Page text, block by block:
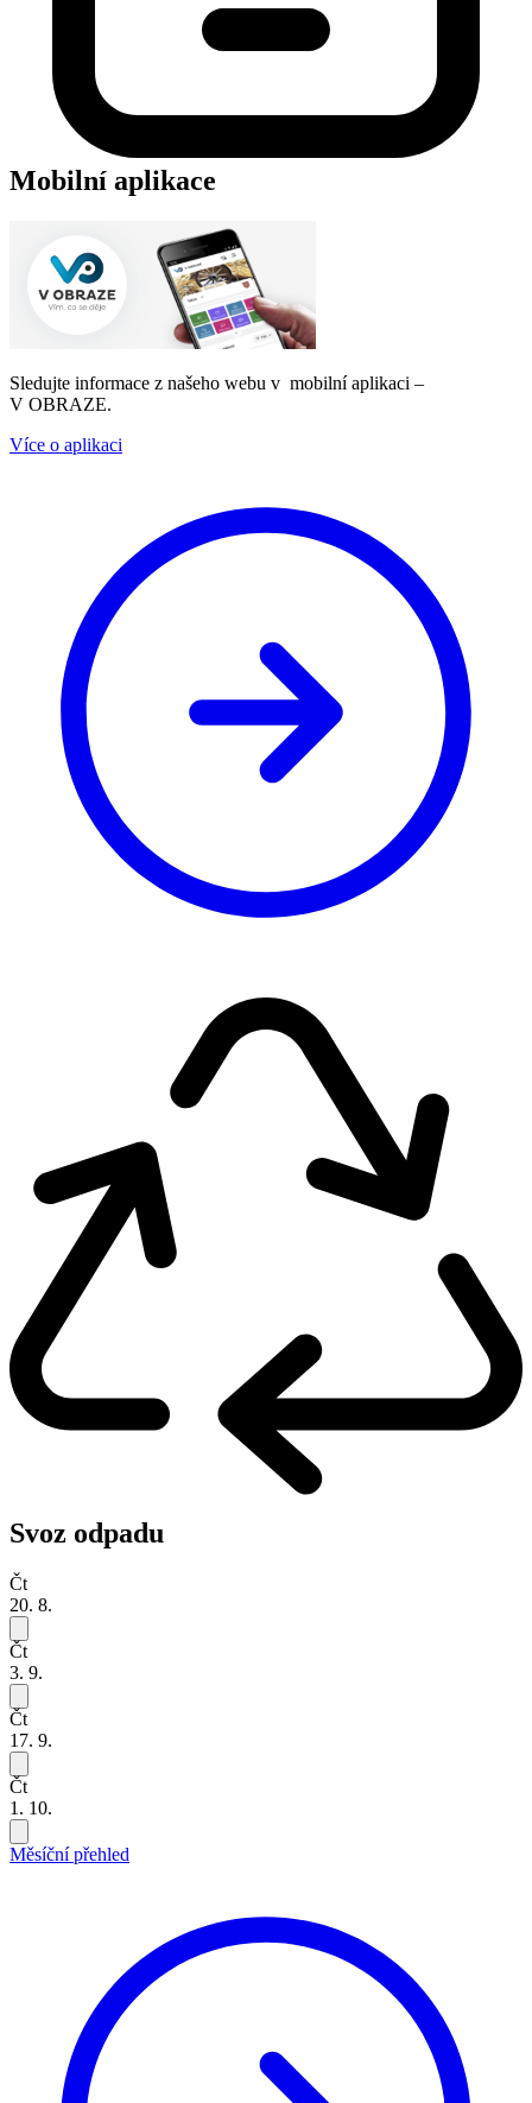
Mobilní aplikace
Sledujte informace z našeho webu v mobilní aplikaci –
V OBRAZE.
Více o aplikaci
Svoz odpadu
Čt
20. 8.
Čt
3. 9.
Čt
17. 9.
Čt
1. 10.
Měsíční přehled